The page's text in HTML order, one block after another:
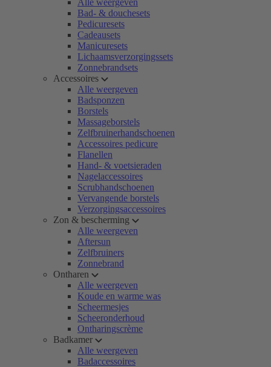
Alle weergeven
Bad- & douchesets
Pedicuresets
Cadeausets
Manicuresets
Lichaamsverzorgingssets
Zonnebrandsets
Accessoires
Alle weergeven
Badsponzen
Borstels
Massageborstels
Zelfbruinerhandschoenen
Accessoires pedicure
Flanellen
Hand- & voetsieraden
Nagelaccessoires
Scrubhandschoenen
Vervangende borstels
Verzorgingsaccessoires
Zon & bescherming
Alle weergeven
Aftersun
Zelfbruiners
Zonnebrand
Ontharen
Alle weergeven
Koude en warme was
Scheermesjes
Scheeronderhoud
Ontharingscrème
Badkamer
Alle weergeven
Badaccessoires